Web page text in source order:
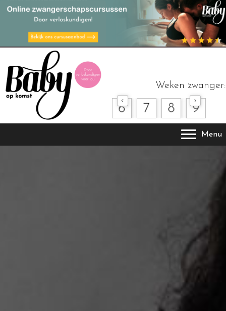
Weken zwanger:
Menu